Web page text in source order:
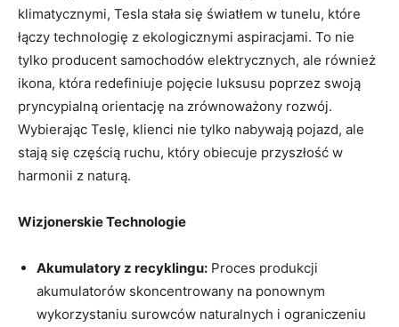
klimatycznymi, Tesla stała się światłem w tunelu, które
łączy technologię z ekologicznymi aspiracjami. To nie
tylko producent samochodów elektrycznych, ale również
ikona, która redefiniuje pojęcie luksusu poprzez swoją
pryncypialną orientację na zrównoważony rozwój.
Wybierając Teslę, klienci nie tylko nabywają pojazd, ale
stają się częścią ruchu, który obiecuje przyszłość w
harmonii z naturą.
Wizjonerskie Technologie
Akumulatory z recyklingu: Proces produkcji
akumulatorów skoncentrowany na ponownym
wykorzystaniu surowców naturalnych i ograniczeniu